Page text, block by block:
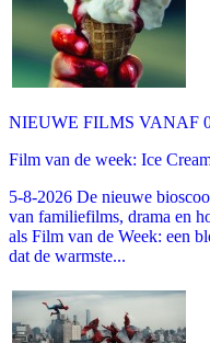
NIEUWE FILMS VANAF
Film van de week: Ice
5-8-2026 De nieuwe
van familiefilms, drama en
als Film van de Week: een
dat de warmste...